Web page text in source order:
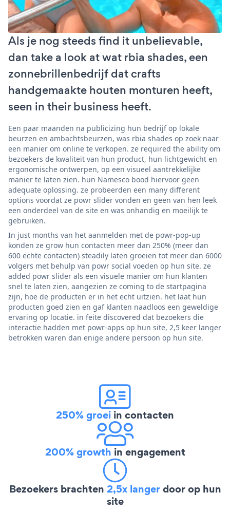
Als je nog steeds find it unbelievable,
dan take a look at wat rbia shades, een
zonnebrillenbedrijf dat crafts
handgemaakte houten monturen heeft,
seen in their business heeft.
Een paar maanden na publicizing hun bedrijf op lokale
beurzen en ambachtsbeurzen, was rbia shades op zoek naar
een manier om online te verkopen. ze required the ability om
bezoekers de kwaliteit van hun product, hun lichtgewicht en
ergonomische ontwerpen, op een visueel aantrekkelijke
manier te laten zien. hun Namesco bood hiervoor geen
adequate oplossing. ze probeerden een many different
options voordat ze powr slider vonden en geen van hen leek
een onderdeel van de site en was onhandig en moeilijk te
gebruiken.
In just months van het aanmelden met de powr-pop-up
konden ze grow hun contacten meer dan 250% (meer dan
600 echte contacten) steadily laten groeien tot meer dan 6000
volgers met behulp van powr social voeden op hun site. ze
added powr slider als een visuele manier om hun klanten
snel te laten zien, aangezien ze coming to de startpagina
zijn, hoe de producten er in het echt uitzien. het laat hun
producten goed zien en gaf klanten naadloos een geweldige
ervaring op locatie. in feite discovered dat bezoekers die
interactie hadden met powr-apps op hun site, 2,5 keer langer
betrokken waren dan enige andere persoon op hun site.
250% groei in contacten
200% growth in engagement
Bezoekers brachten 2,5x langerdoor op hun
site